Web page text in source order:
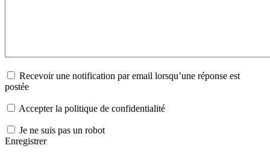
Recevoir une notification par email lorsqu’une réponse est
postée
Accepter la politique de confidentialité
Je ne suis pas un robot
Enregistrer